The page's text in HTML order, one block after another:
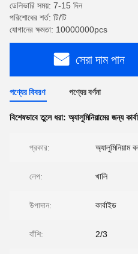
ডেলিভারি সময়: 7-15 দিন
পরিশোধের শর্ত: টি/টি
যোগানের ক্ষমতা: 10000000pcs
সেরা দাম পান
পণ্যের বিবরণ পণ্যের বর্ণনা
বিশেষভাবে তুলে ধরা: অ্যালুমিনিয়ামের জন্য
প্রকার: অ্যালুমিনিয়াম
লেপ: খালি
উপাদান: কার্বাইড
বাঁশি: 2/3